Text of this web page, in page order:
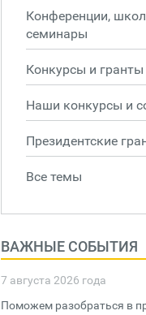
Конференции,
семинары
Конкурсы и гранты
Наши конкурсы и
Президентские
Все темы
ВАЖНЫЕ СОБЫТИЯ
7 августа 2026 года
Поможем разобраться в